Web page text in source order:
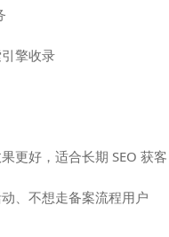
擎收录
更好，适合长期 SEO 获客
、不想走备案流程用户